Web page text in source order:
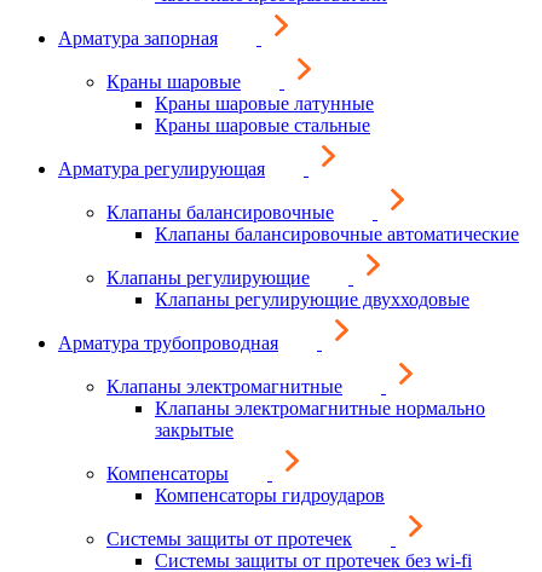
Арматура запорная
Краны шаровые
Краны шаровые латунные
Краны шаровые стальные
Арматура регулирующая
Клапаны балансировочные
Клапаны балансировочные автоматические
Клапаны регулирующие
Клапаны регулирующие двухходовые
Арматура трубопроводная
Клапаны электромагнитные
Клапаны электромагнитные нормально
закрытые
Компенсаторы
Компенсаторы гидроударов
Системы защиты от протечек
Системы защиты от протечек без wi-fi